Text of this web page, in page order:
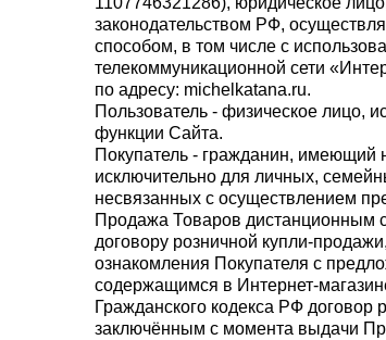
законодательством РФ,
способом, в том числе с
телекоммуникационной сети
по адресу: michelkatana.ru.
Пользователь - физическое лицо,
функции Сайта.
Покупатель - гражданин, имеющий
исключительно для личных,
несвязанных с осуществлением
Продажа Товаров дистанционным
договору розничной купли-
ознакомления Покупателя с
содержащимся в Интернет-
Гражданского кодекса РФ договор
заключённым с момента выдачи